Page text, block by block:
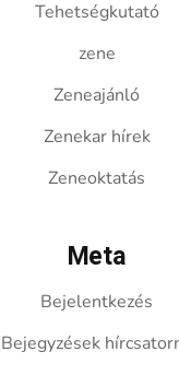
Tehetségkutató
zene
Zeneajánló
Zenekar hírek
Zeneoktatás
Meta
Bejelentkezés
Bejegyzések